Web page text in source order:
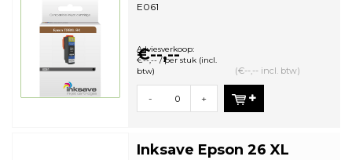
E061
€--,--
Adviesverkoop:
€--,-- / per stuk (incl.
btw)
(€--,-- incl. btw)
- +
Inksave Epson 26 XL